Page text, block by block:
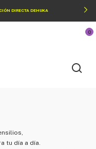
DIRECTA DEHUKA
0
tu día a día.